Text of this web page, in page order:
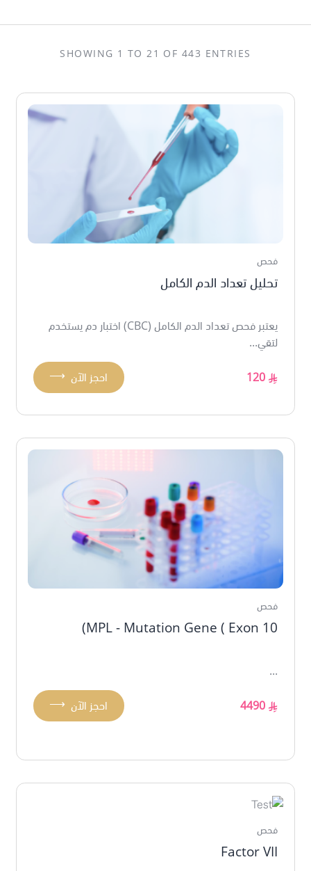
SHOWING 1 TO 21 OF 443 ENTRIES
فحص
تحليل تعداد الدم الكامل
يعتبر فحص تعداد الدم الكامل (CBC) اختبار دم يستخدم
لتقي...
120
⟶ احجز الآن
فحص
MPL - Mutation Gene ( Exon 10)
...
4490
⟶ احجز الآن
فحص
Factor VII